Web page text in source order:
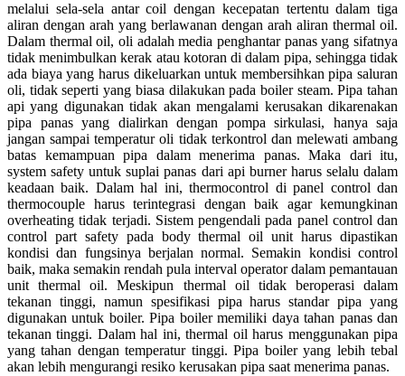
melalui sela-sela antar coil dengan kecepatan tertentu dalam tiga
aliran dengan arah yang berlawanan dengan arah aliran thermal oil.
Dalam thermal oil, oli adalah media penghantar panas yang sifatnya
tidak menimbulkan kerak atau kotoran di dalam pipa, sehingga tidak
ada biaya yang harus dikeluarkan untuk membersihkan pipa saluran
oli, tidak seperti yang biasa dilakukan pada boiler steam. Pipa tahan
api yang digunakan tidak akan mengalami kerusakan dikarenakan
pipa panas yang dialirkan dengan pompa sirkulasi, hanya saja
jangan sampai temperatur oli tidak terkontrol dan melewati ambang
batas kemampuan pipa dalam menerima panas. Maka dari itu,
system safety untuk suplai panas dari api burner harus selalu dalam
keadaan baik. Dalam hal ini, thermocontrol di panel control dan
thermocouple harus terintegrasi dengan baik agar kemungkinan
overheating tidak terjadi. Sistem pengendali pada panel control dan
control part safety pada body thermal oil unit harus dipastikan
kondisi dan fungsinya berjalan normal. Semakin kondisi control
baik, maka semakin rendah pula interval operator dalam pemantauan
unit thermal oil. Meskipun thermal oil tidak beroperasi dalam
tekanan tinggi, namun spesifikasi pipa harus standar pipa yang
digunakan untuk boiler. Pipa boiler memiliki daya tahan panas dan
tekanan tinggi. Dalam hal ini, thermal oil harus menggunakan pipa
yang tahan dengan temperatur tinggi. Pipa boiler yang lebih tebal
akan lebih mengurangi resiko kerusakan pipa saat menerima panas.